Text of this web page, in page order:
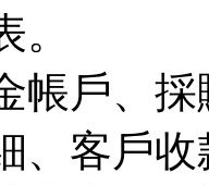
帳戶、
、客戶